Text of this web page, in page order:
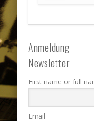
Anmeldung
Newsletter
First name or full
Email